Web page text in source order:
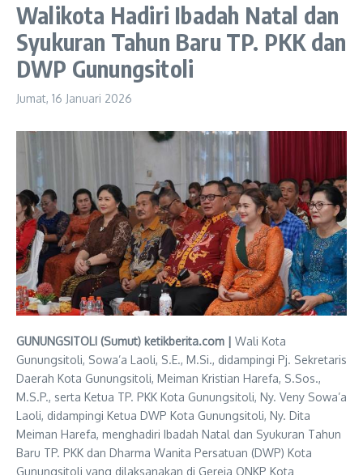
Walikota Hadiri Ibadah Natal dan
Syukuran Tahun Baru TP. PKK dan
DWP Gunungsitoli
Jumat, 16 Januari 2026
GUNUNGSITOLI (Sumut) ketikberita.com | Wali Kota
Gunungsitoli, Sowa’a Laoli, S.E., M.Si., didampingi Pj. Sekretaris
Daerah Kota Gunungsitoli, Meiman Kristian Harefa, S.Sos.,
M.S.P., serta Ketua TP. PKK Kota Gunungsitoli, Ny. Veny Sowa’a
Laoli, didampingi Ketua DWP Kota Gunungsitoli, Ny. Dita
Meiman Harefa, menghadiri Ibadah Natal dan Syukuran Tahun
Baru TP. PKK dan Dharma Wanita Persatuan (DWP) Kota
Gunungsitoli yang dilaksanakan di Gereja ONKP Kota